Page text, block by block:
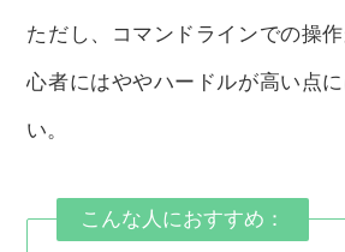
ただし、コマンドラインでの操
心者にはややハードルが高い点
い。
こんな人におすすめ：